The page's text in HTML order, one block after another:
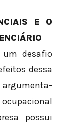
E O
desafio
dessa
argumenta-
possui